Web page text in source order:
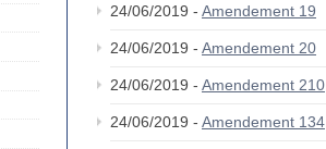
24/06/2019 - Amendement 19
24/06/2019 - Amendement 20
24/06/2019 - Amendement 210
24/06/2019 - Amendement 134